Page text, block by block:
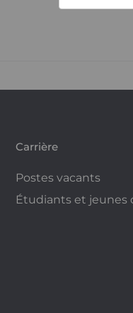
Carrière
Postes vacants
Étudiants et jeunes